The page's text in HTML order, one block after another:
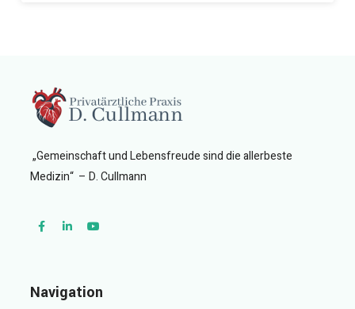
„Gemeinschaft und Lebensfreude sind die allerbeste
Medizin“ – D. Cullmann
Navigation